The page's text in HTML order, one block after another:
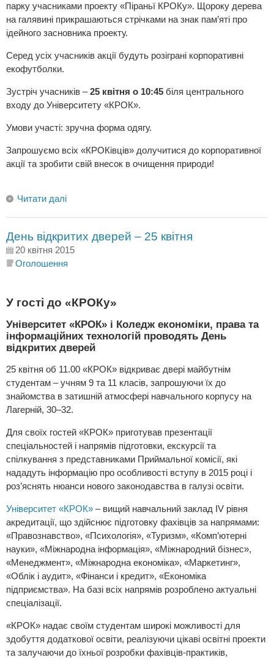
парку учасниками проекту «Піраньї КРОКу». Щороку дерева
на галявині прикрашаються стрічками на знак пам’яті про
ідейного засновника проекту.
Серед усіх учасників акції будуть розіграні корпоративні
екофутболки.
Зустріч учасників –25 квітня о 10:45 біля центрального
входу до Університету «КРОК».
Умови участі: зручна форма одягу.
Запрошуємо всіх «КРОКівців» долучитися до корпоративної
акції та зробити свій внесок в очищення природи!
Читати далі
День відкритих дверей – 25 квітня
20 квітня 2015
Оголошення
У гості до «КРОКу»
Університет «КРОК» і Коледж економіки, права та
інформаційних технологій проводять День
відкритих дверей
25 квітня об 11.00 «КРОК» відкриває двері майбутнім
студентам – учням 9 та 11 класів, запрошуючи їх до
знайомства в затишній атмосфері навчального корпусу на
Лагерній, 30–32.
Для своїх гостей «КРОК» приготував презентації
спеціальностей і напрямів підготовки, екскурсії та
спілкування з представниками Приймальної комісії, які
нададуть інформацію про особливості вступу в 2015 році і
роз’яснять нюанси нового законодавства в галузі освіти.
Університет «КРОК» – вищий навчальний заклад IV рівня
акредитації, що здійснює підготовку фахівців за напрямами:
«Правознавство», «Психологія», «Туризм», «Комп’ютерні
науки», «Міжнародна інформація», «Міжнародний бізнес»,
«Менеджмент», «Міжнародна економіка», «Маркетинг»,
«Облік і аудит», «Фінанси і кредит», «Економіка
підприємства». На базі всіх напрямів розроблено актуальні
спеціалізації.
«КРОК» надає своїм студентам широкі можливості для
здобуття додаткової освіти, реалізуючи цікаві освітні проекти
та залучаючи до їхньої розробки фахівців-практиків,